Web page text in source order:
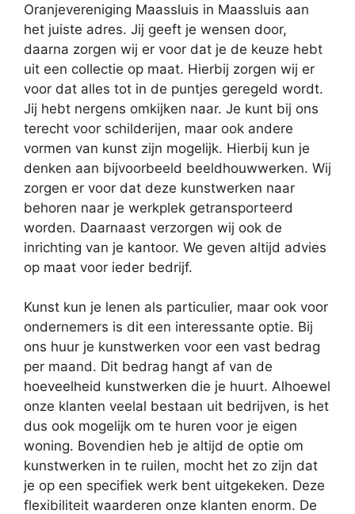
Oranjevereniging Maassluis in Maassluis aan
het juiste adres. Jij geeft je wensen door,
daarna zorgen wij er voor dat je de keuze hebt
uit een collectie op maat. Hierbij zorgen wij er
voor dat alles tot in de puntjes geregeld wordt.
Jij hebt nergens omkijken naar. Je kunt bij ons
terecht voor schilderijen, maar ook andere
vormen van kunst zijn mogelijk. Hierbij kun je
denken aan bijvoorbeeld beeldhouwwerken. Wij
zorgen er voor dat deze kunstwerken naar
behoren naar je werkplek getransporteerd
worden. Daarnaast verzorgen wij ook de
inrichting van je kantoor. We geven altijd advies
op maat voor ieder bedrijf.
Kunst kun je lenen als particulier, maar ook voor
ondernemers is dit een interessante optie. Bij
ons huur je kunstwerken voor een vast bedrag
per maand. Dit bedrag hangt af van de
hoeveelheid kunstwerken die je huurt. Alhoewel
onze klanten veelal bestaan uit bedrijven, is het
dus ook mogelijk om te huren voor je eigen
woning. Bovendien heb je altijd de optie om
kunstwerken in te ruilen, mocht het zo zijn dat
je op een specifiek werk bent uitgekeken. Deze
flexibiliteit waarderen onze klanten enorm. De